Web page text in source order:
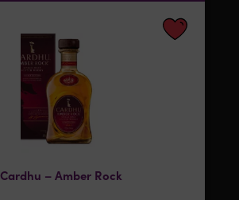
Cardhu – Amber Rock